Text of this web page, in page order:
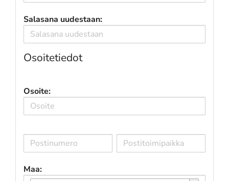
Salasana uudestaan:
Osoitetiedot
Osoite:
Maa: